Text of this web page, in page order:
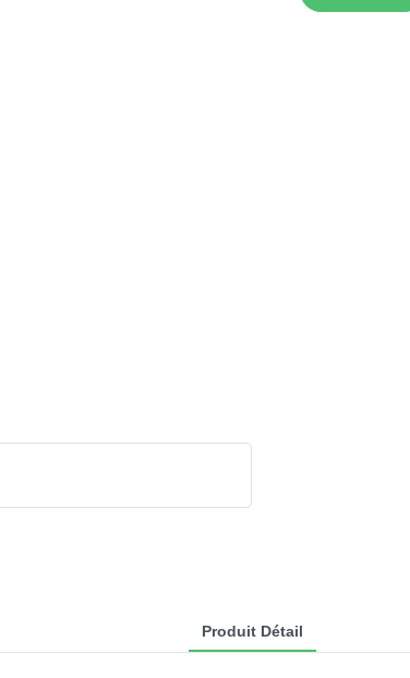
Produit Détail